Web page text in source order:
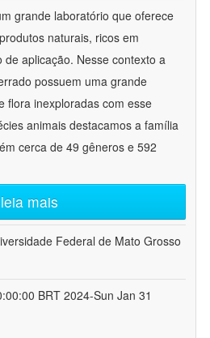
grande laboratório que oferece
naturais, ricos em
aplicação. Nesse contexto a
possuem uma grande
flora inexploradas com esse
animais destacamos a família
cerca de 49 gêneros e 592
leia mais
Federal de Mato Grosso
BRT 2024-Sun Jan 31